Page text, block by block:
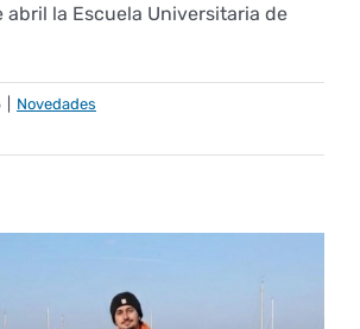
abril la Escuela Universitaria de
Novedades